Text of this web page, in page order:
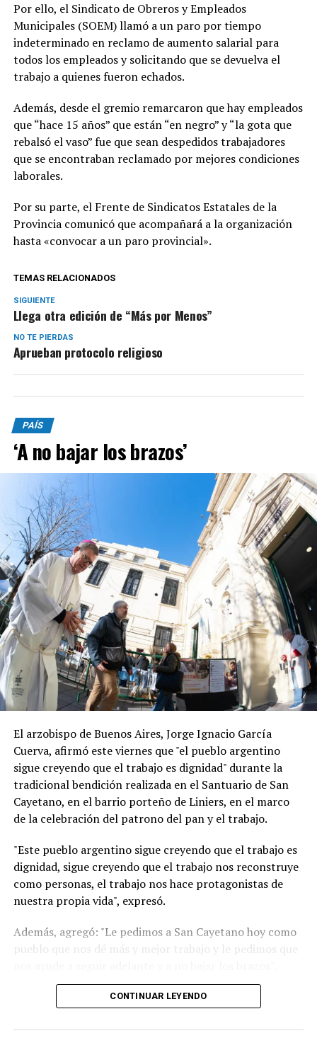
Por ello, el Sindicato de Obreros y Empleados
Municipales (SOEM) llamó a un paro por tiempo
indeterminado en reclamo de aumento salarial para
todos los empleados y solicitando que se devuelva el
trabajo a quienes fueron echados.
Además, desde el gremio remarcaron que hay empleados
que “hace 15 años” que están “en negro” y “la gota que
rebalsó el vaso” fue que sean despedidos trabajadores
que se encontraban reclamado por mejores condiciones
laborales.
Por su parte, el Frente de Sindicatos Estatales de la
Provincia comunicó que acompañará a la organización
hasta «convocar a un paro provincial».
TEMAS RELACIONADOS
SIGUIENTE
Llega otra edición de “Más por Menos”
NO TE PIERDAS
Aprueban protocolo religioso
PAÍS
‘A no bajar los brazos’
El arzobispo de Buenos Aires, Jorge Ignacio García
Cuerva, afirmó este viernes que "el pueblo argentino
sigue creyendo que el trabajo es dignidad" durante la
tradicional bendición realizada en el Santuario de San
Cayetano, en el barrio porteño de Liniers, en el marco
de la celebración del patrono del pan y el trabajo.
"Este pueblo argentino sigue creyendo que el trabajo es
dignidad, sigue creyendo que el trabajo nos reconstruye
como personas, el trabajo nos hace protagonistas de
nuestra propia vida", expresó.
Además, agregó: "Le pedimos a San Cayetano hoy como
pueblo que nos dé más y mejor trabajo y le pedimos que
"Un signo de esperanza es verlos a todos ustedes
están aquí con sus herramientas, con el fruto de su
CONTINUAR LEYENDO